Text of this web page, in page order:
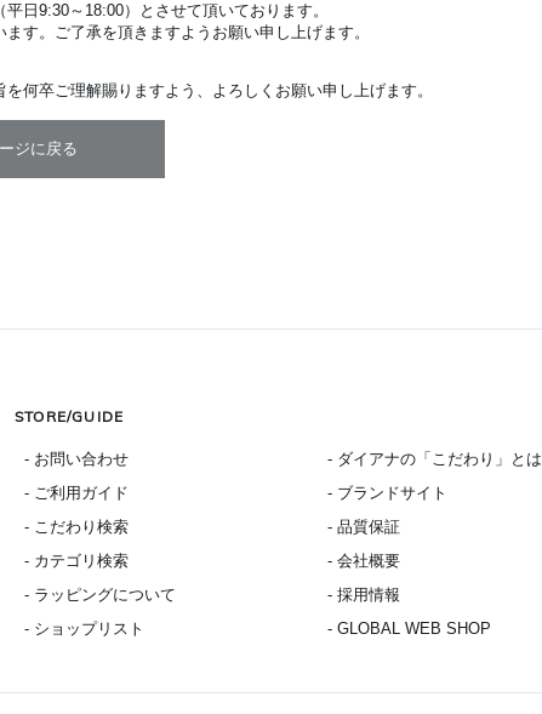
日9:30～18:00）とさせて頂いております。
す。ご了承を頂きますようお願い申し上げます。
何卒ご理解賜りますよう、よろしくお願い申し上げます。
STORE/GUIDE
- お問い合わせ
- ご利用ガイド
- こだわり検索
- カテゴリ検索
- ラッピングについて
- ショップリスト
- ダイアナの「こだわり」とは
- ブランドサイト
- 品質保証
- 会社概要
- 採用情報
- GLOBAL WEB SHOP